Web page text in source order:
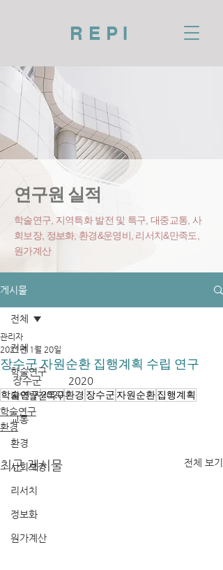
REPI
연구원 실적
학술연구, 지역특화 발전 및 특구, 대중교통, 사
회보장, 정보화, 환경&운영비 , 리서치&만족도,
원가계산
게시물
전체
학술연구
지역발전특구
교통
환경
사회보장
리서치
정보화
원가계산
전체
장수군 자원순환 집행계획 수립 연구
관리자
2021년 1월 20일
장수군	2020
학술연구2020환경 장수군 자원순환집행계획
학술연구
환경
최근 게시물 전체 보기